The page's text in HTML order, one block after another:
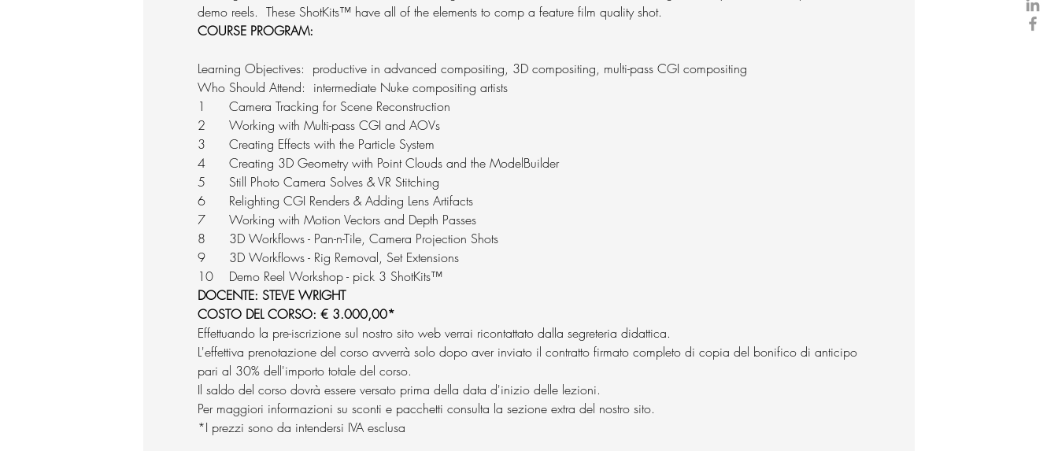
demo reels.  These ShotKits™ have all of the elements to comp a feature film quality shot.
COURSE PROGRAM:
Learning Objectives:  productive in advanced compositing, 3D compositing, multi-pass CGI compositing
Who Should Attend:  intermediate Nuke compositing artists
1	Camera Tracking for Scene Reconstruction
2	Working with Multi-pass CGI and AOVs
3	Creating Effects with the Particle System
4	Creating 3D Geometry with Point Clouds and the ModelBuilder
5	Still Photo Camera Solves & VR Stitching
6	Relighting CGI Renders & Adding Lens Artifacts
7	Working with Motion Vectors and Depth Passes
8	3D Workflows - Pan-n-Tile, Camera Projection Shots
9	3D Workflows - Rig Removal, Set Extensions
10	Demo Reel Workshop - pick 3 ShotKits™
DOCENTE: STEVE WRIGHT
COSTO DEL CORSO: € 3.000,00*
Effettuando la pre-iscrizione sul nostro sito web verrai ricontattato dalla segreteria didattica.
L'effettiva prenotazione del corso avverrà solo dopo aver inviato il contratto firmato completo di copia del bonifico di anticipo
pari al 30% dell'importo totale del corso.
Il saldo del corso dovrà essere versato prima della data d'inizio delle lezioni.
Per maggiori informazioni su sconti e pacchetti consulta la sezione extra del nostro sito.
*I prezzi sono da intendersi IVA esclusa